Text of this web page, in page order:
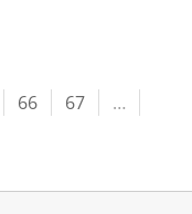
66 67
…